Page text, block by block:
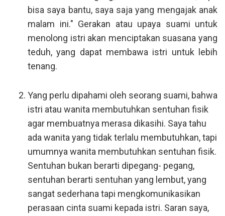
bisa saya bantu, saya saja yang mengajak anak
malam ini." Gerakan atau upaya suami untuk
menolong istri akan menciptakan suasana yang
teduh, yang dapat membawa istri untuk lebih
tenang.
Yang perlu dipahami oleh seorang suami, bahwa
istri atau wanita membutuhkan sentuhan fisik
agar membuatnya merasa dikasihi. Saya tahu
ada wanita yang tidak terlalu membutuhkan, tapi
umumnya wanita membutuhkan sentuhan fisik.
Sentuhan bukan berarti dipegang- pegang,
sentuhan berarti sentuhan yang lembut, yang
sangat sederhana tapi mengkomunikasikan
perasaan cinta suami kepada istri. Saran saya,